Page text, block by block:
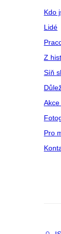
Kdo
Lidé
Z
Síň
Pro